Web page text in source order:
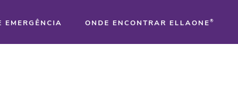
EMERGÊNCIA ONDE ENCONTRAR ELLAONE ®